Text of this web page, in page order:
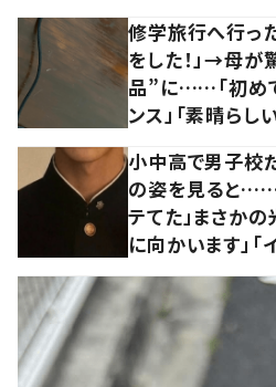
修学旅行へ行っ
をした！」→母が
品”に……「初めて
ンス」「素晴らしい
小中高で男子校
の姿を見ると……
テてた」まさか
に向かいます」「